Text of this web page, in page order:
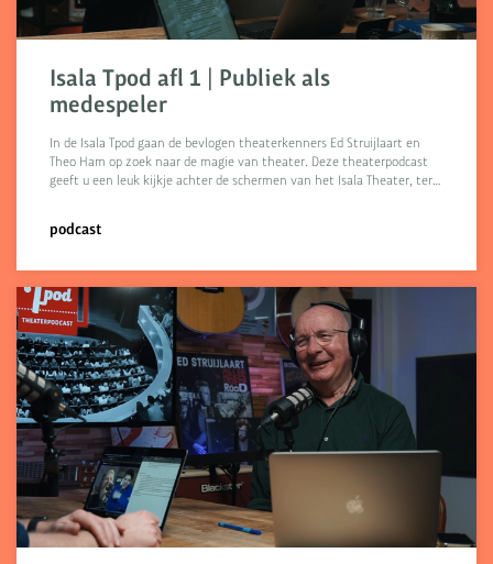
Isala Tpod afl 1 | Publiek als
medespeler
In de Isala Tpod gaan de bevlogen theaterkenners Ed Struijlaart en
Theo Ham op zoek naar de magie van theater. Deze theaterpodcast
geeft u een leuk kijkje achter de schermen van het Isala Theater, ter…
podcast